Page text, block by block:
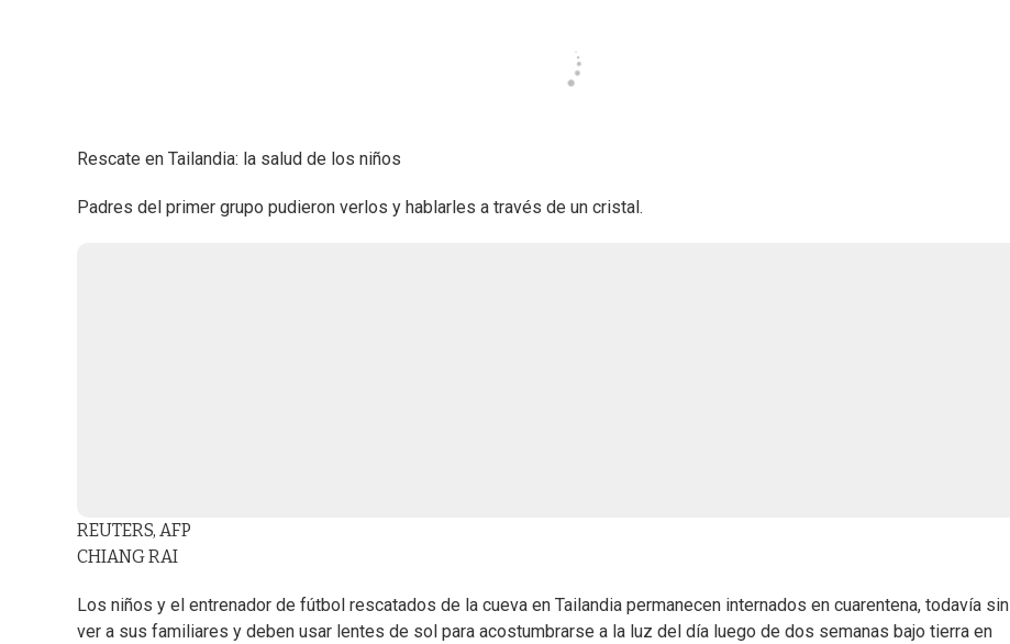
Rescate en Tailandia: la salud de los niños
Padres del primer grupo pudieron verlos y hablarles a través de un cristal.
REUTERS, AFP
CHIANG RAI
Los niños y el entrenador de fútbol rescatados de la cueva en Tailandia permanecen internados en cuarentena, todavía sin
ver a sus familiares y deben usar lentes de sol para acostumbrarse a la luz del día luego de dos semanas bajo tierra en